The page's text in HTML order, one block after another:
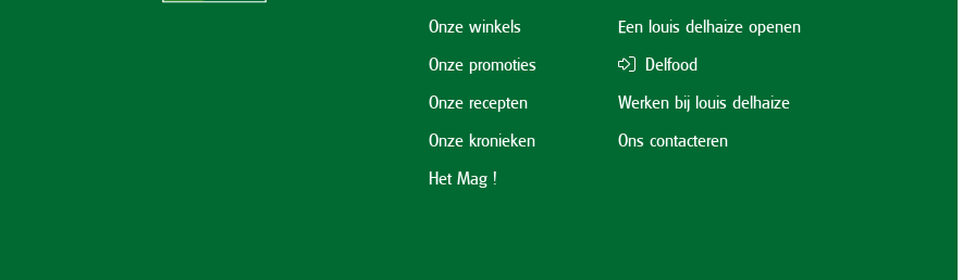
Onze winkels
Onze promoties
Onze recepten
Onze kronieken
Het Mag !
Een louis delhaize openen
Delfood
Werken bij louis delhaize
Ons contacteren